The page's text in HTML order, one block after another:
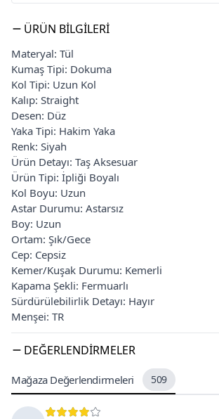
ÜRÜN BILGILERI
Materyal: Tül
Kumaş Tipi: Dokuma
Kol Tipi: Uzun Kol
Kalıp: Straight
Desen: Düz
Yaka Tipi: Hakim Yaka
Renk: Siyah
Ürün Detayı: Taş Aksesuar
Ürün Tipi: İpliği Boyalı
Kol Boyu: Uzun
Astar Durumu: Astarsız
Boy: Uzun
Ortam: Şık/Gece
Cep: Cepsiz
Kemer/Kuşak Durumu: Kemerli
Kapama Şekli: Fermuarlı
Sürdürülebilirlik Detayı: Hayır
Menşei: TR
DEĞERLENDIRMELER
Mağaza Değerlendirmeleri 509